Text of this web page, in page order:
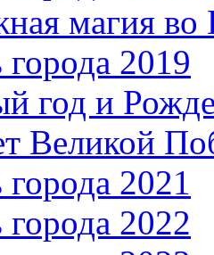
магия во
2019
год и
Великой
2021
2022